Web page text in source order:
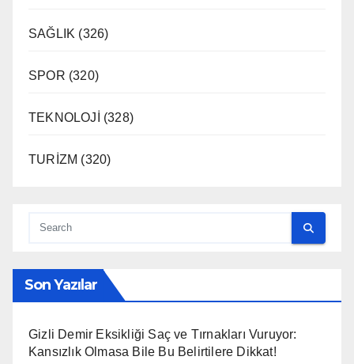
SAĞLIK (326)
SPOR (320)
TEKNOLOJİ (328)
TURİZM (320)
Son Yazılar
Gizli Demir Eksikliği Saç ve Tırnakları Vuruyor:
Kansızlık Olmasa Bile Bu Belirtilere Dikkat!